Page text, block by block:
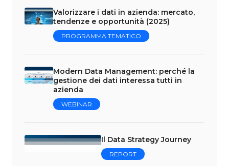
Valorizzare i dati in azienda: mercato,
tendenze e opportunità (2025)
PROGRAMMA TEMATICO
Modern Data Management: perché la
gestione dei dati interessa tutti in
azienda
WEBINAR
Il Data Strategy Journey
REPORT